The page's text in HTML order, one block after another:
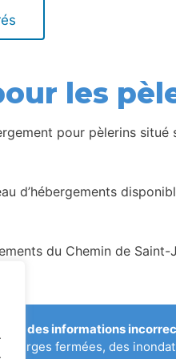
les
pour pèlerins situé
d’hébergements
du Chemin de
des informations
fermées, des